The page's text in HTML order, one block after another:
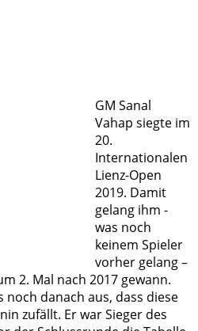
GM Sanal
Vahap siegte im
20.
Internationalen
Lienz-Open
2019. Damit
gelang ihm -
was noch
keinem Spieler
vorher gelang –
2. Mal nach 2017 gewann.
noch danach aus, dass diese
zufällt. Er war Sieger des